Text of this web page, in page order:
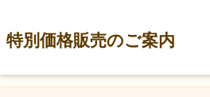
特別価格販売のご案内